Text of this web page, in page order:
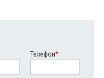
Телефон*